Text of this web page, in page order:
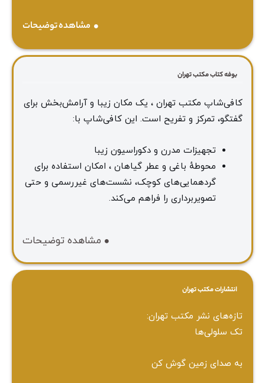
مشاهده توضیحات
بوفه کتاب مکتب تهران
کافی‌شاپ مکتب تهران ، یک مکان زیبا و آرامش‌بخش برای
گفتگو، تمرکز و تفریح است. این کافی‌شاپ با:
تجهیزات مدرن و دکوراسیون زیبا
محوطهٔ باغی و عطر گیاهان ، امکان استفاده برای
گردهمایی‌های کوچک، نشست‌های غیررسمی و حتی
تصویربرداری را فراهم می‌کند.
مشاهده توضیحات
انتشارات مکتب تهران
تازه‌های نشر مکتب تهران:
تک سلولی‌ها
به صدای زمین گوش کن